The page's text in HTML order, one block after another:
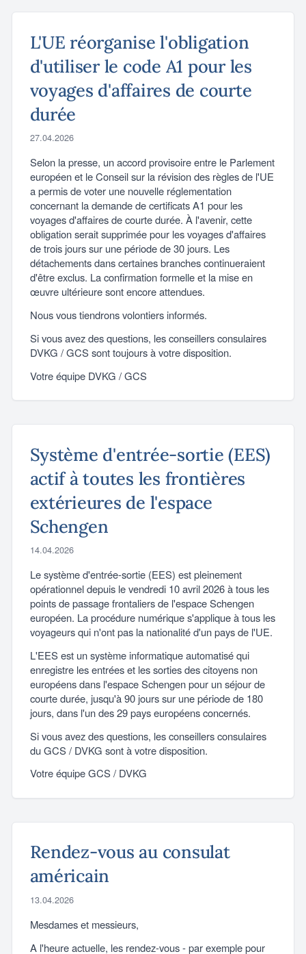
L'UE réorganise l'obligation
d'utiliser le code A1 pour les
voyages d'affaires de courte
durée
27.04.2026
Selon la presse, un accord provisoire entre le Parlement
européen et le Conseil sur la révision des règles de l'UE
a permis de voter une nouvelle réglementation
concernant la demande de certificats A1 pour les
voyages d'affaires de courte durée. À l'avenir, cette
obligation serait supprimée pour les voyages d'affaires
de trois jours sur une période de 30 jours. Les
détachements dans certaines branches continueraient
d'être exclus. La confirmation formelle et la mise en
œuvre ultérieure sont encore attendues.
Nous vous tiendrons volontiers informés.
Si vous avez des questions, les conseillers consulaires
DVKG / GCS sont toujours à votre disposition.
Votre équipe DVKG / GCS
Système d'entrée-sortie (EES)
actif à toutes les frontières
extérieures de l'espace
Schengen
14.04.2026
Le système d'entrée-sortie (EES) est pleinement
opérationnel depuis le vendredi 10 avril 2026 à tous les
points de passage frontaliers de l'espace Schengen
européen. La procédure numérique s'applique à tous les
voyageurs qui n'ont pas la nationalité d'un pays de l'UE.
L'EES est un système informatique automatisé qui
enregistre les entrées et les sorties des citoyens non
européens dans l'espace Schengen pour un séjour de
courte durée, jusqu'à 90 jours sur une période de 180
jours, dans l'un des 29 pays européens concernés.
Si vous avez des questions, les conseillers consulaires
du GCS / DVKG sont à votre disposition.
Votre équipe GCS / DVKG
Rendez-vous au consulat
américain
13.04.2026
Mesdames et messieurs,
A l'heure actuelle, les rendez-vous - par exemple pour